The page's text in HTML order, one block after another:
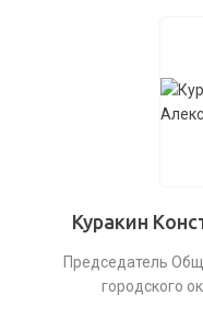
Куракин
Председатель
городского